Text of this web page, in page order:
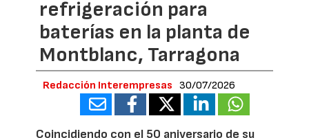
refrigeración para
baterías en la planta de
Montblanc, Tarragona
Redacción Interempresas 30/07/2026
Coincidiendo con el 50 aniversario de su